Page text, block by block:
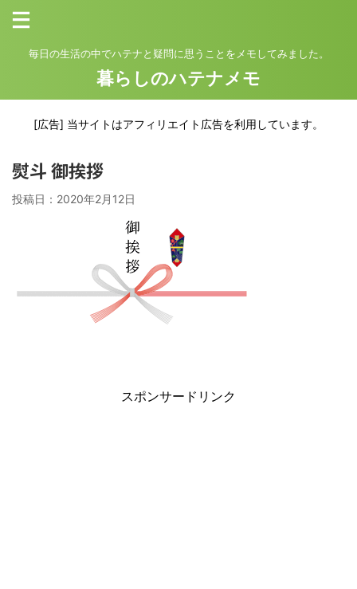
毎日の生活の中でハテナと疑問に思うことをメモしてみました。
暮らしのハテナメモ
[広告] 当サイトはアフィリエイト広告を利用しています。
熨斗 御挨拶
投稿日： 2020年2月12日
スポンサードリンク